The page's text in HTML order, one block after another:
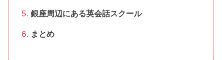
銀座周辺にある英会話スクール
まとめ